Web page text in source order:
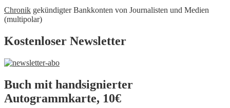
Chronik gekündigter Bankkonten von Journalisten und Medien
(multipolar)
Kostenloser Newsletter
Buch mit handsignierter
Autogrammkarte, 10€